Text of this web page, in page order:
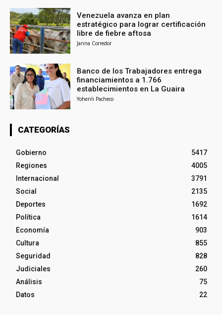
Venezuela avanza en plan
estratégico para lograr certificación
libre de fiebre aftosa
Janna Corredor
Banco de los Trabajadores entrega
financiamientos a 1.766
establecimientos en La Guaira
Yohenli Pacheco
CATEGORÍAS
Gobierno
5417
Regiones
4005
Internacional
3791
Social
2135
Deportes
1692
Política
1614
Economía
903
Cultura
855
Seguridad
828
Judiciales
260
Análisis
75
Datos
22